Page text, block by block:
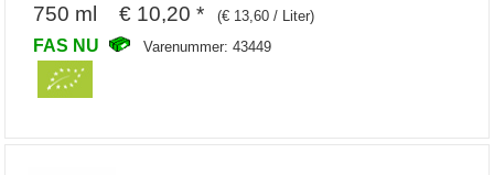
750 ml € 10,20 * (€ 13,60 / Liter)
FAS NU Varenummer: 43449